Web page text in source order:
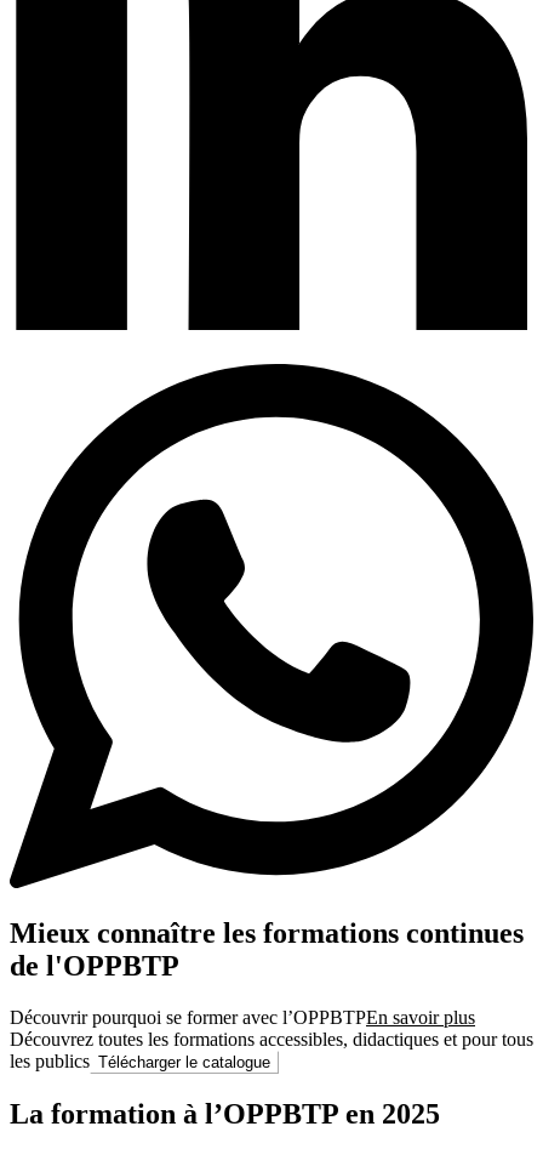
Mieux connaître les formations continues
de l'OPPBTP
Découvrir pourquoi se former avec l’OPPBTPEn savoir plus
Découvrez toutes les formations accessibles, didactiques et pour tous
les publics Télécharger le catalogue
La formation à l’OPPBTP en 2025